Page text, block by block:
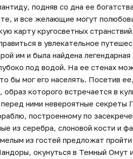
подняв со дна ее
и все желающие могут
карту кругосветных
в увлекательное
им и была найдена
под водой. На ее стенах
бы мог его населять. Посетив
которого встречается в
ними невероятные секреты
построенному по
из серебра, слоновой кости и
из гостей предложат
окунуться в Темный Омут